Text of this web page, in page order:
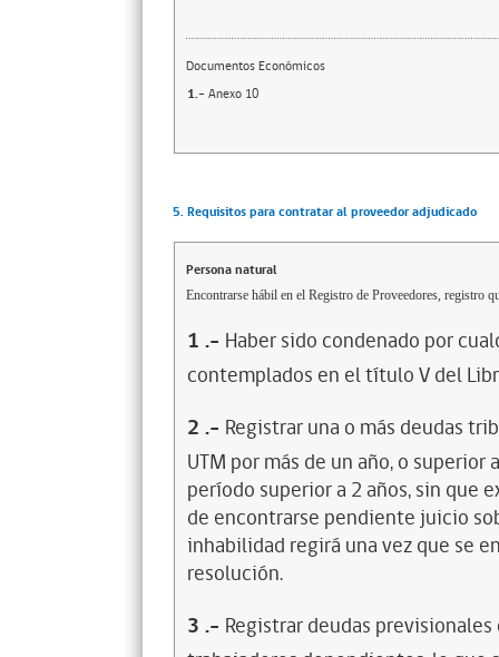
Documentos Económicos
1.- Anexo 10
5. Requisitos para contratar al proveedor adjudicado
Persona natural
Encontrarse hábil en el Registro de Proveedores, registro
1 .- Haber sido condenado por
contemplados en el título V del
2 .- Registrar una o más deudas
UTM por más de un año, o
período superior a 2 años, sin que
de encontrarse pendiente juicio
inhabilidad regirá una vez que se
resolución.
3 .- Registrar deudas